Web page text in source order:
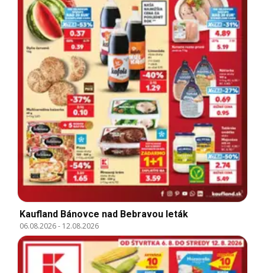
Kaufland Bánovce nad Bebravou leták
06.08.2026- 12.08.2026